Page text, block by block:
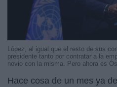
López, al igual que el resto de sus
presidente tanto por contratar a la
novio con la misma. Pero ahora es
Hace cosa de un mes ya